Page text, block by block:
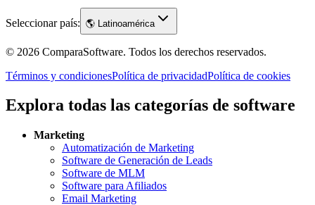
Seleccionar país: 🌎 Latinoamérica
© 2026 ComparaSoftware. Todos los derechos reservados.
Términos y condicionesPolítica de privacidadPolítica de cookies
Explora todas las categorías de software
Marketing
Automatización de Marketing
Software de Generación de Leads
Software de MLM
Software para Afiliados
Email Marketing